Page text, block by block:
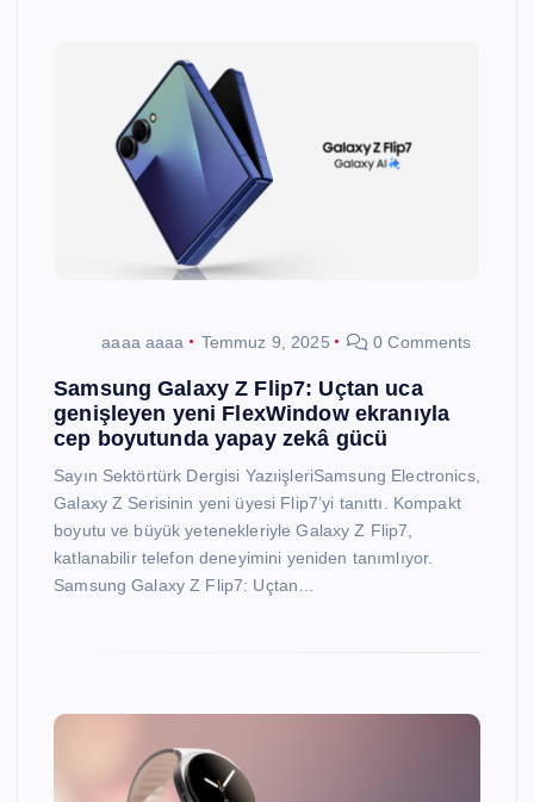
aaaa aaaa Temmuz 9, 2025 0 Comments
Samsung Galaxy Z Flip7: Uçtan uca
genişleyen yeni FlexWindow ekranıyla
cep boyutunda yapay zekâ gücü
Sayın Sektörtürk Dergisi YazıişleriSamsung Electronics,
Galaxy Z Serisinin yeni üyesi Flip7’yi tanıttı. Kompakt
boyutu ve büyük yetenekleriyle Galaxy Z Flip7,
katlanabilir telefon deneyimini yeniden tanımlıyor.
Samsung Galaxy Z Flip7: Uçtan…